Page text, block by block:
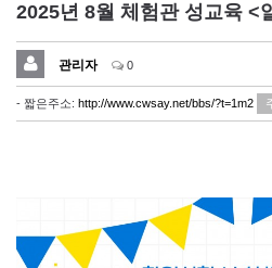
2025년 8월 체험관 성교육 <
관리자 0
- 짧은주소: http://www.cwsay.net/bbs/?t=1m2